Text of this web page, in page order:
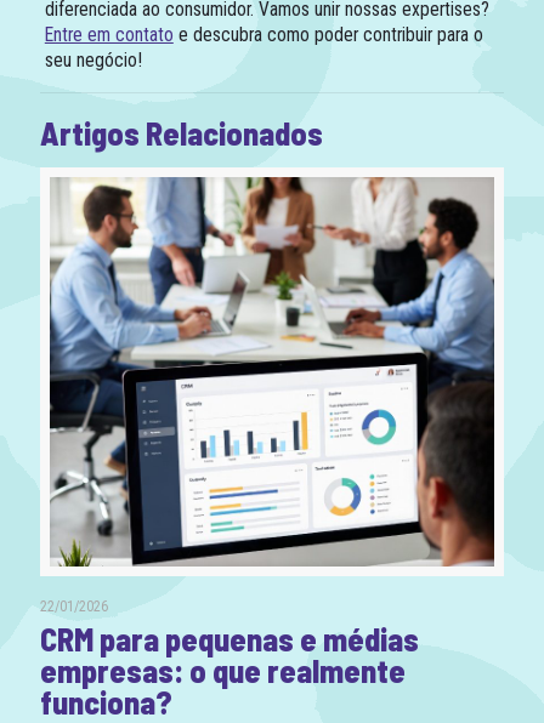
diferenciada ao consumidor. Vamos unir nossas expertises?
Entre em contato e descubra como poder contribuir para o
seu negócio!
Artigos Relacionados
22/01/2026
CRM para pequenas e médias
empresas: o que realmente
funciona?